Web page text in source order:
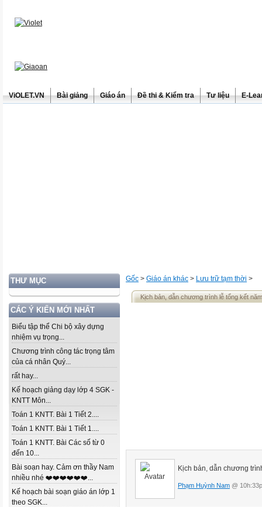
ViOLET.VN Bài giảng Giáo án Đề thi & Kiểm tra Tư liệu E-
THƯ MỤC
CÁC Ý KIẾN MỚI NHẤT
Biểu tập thể Chi bộ xây dựng
nhiệm vụ trọng...
Chương trình công tác trọng tâm
của cá nhân Quý...
rất hay...
Kế hoạch giảng dạy lớp 4 SGK -
KNTT Môn...
Toán 1 KNTT. Bài 1 Tiết 2....
Toán 1 KNTT. Bài 1 Tiết 1....
Toán 1 KNTT. Bài Các số từ 0
đến 10...
Bài soạn hay. Cảm ơn thầy Nam
nhiều nhé ❤️❤️❤️❤️❤️❤️...
Kế hoạch bài soạn giáo án lớp 1
theo SGK...
Gốc > Giáo án khác > Lưu trữ tạm thời >
Kịch bản, dẫn chương trình lễ tổng kết
Kịch bản, dẫn chương
Phạm Huỳnh Nam @